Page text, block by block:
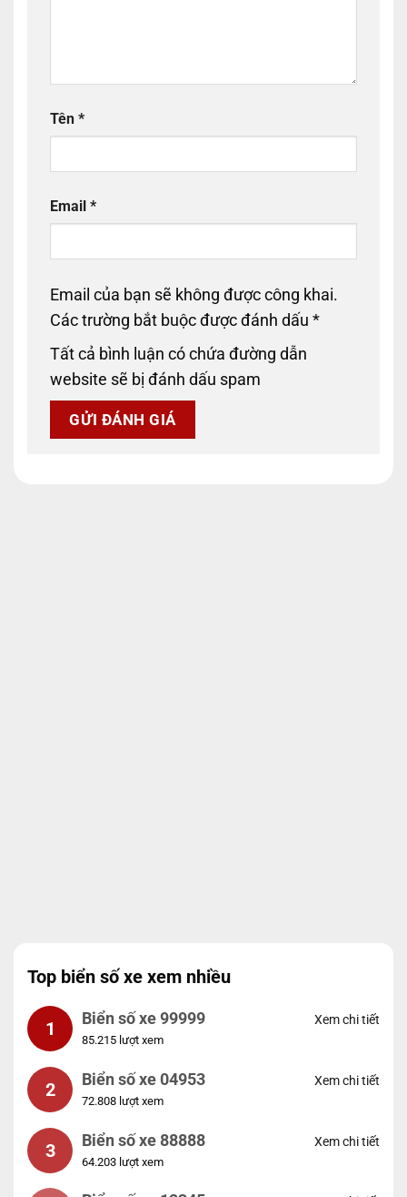
Tên *
Email *
Email của bạn sẽ không được công khai.
Các trường bắt buộc được đánh dấu *
Tất cả bình luận có chứa đường dẫn
website sẽ bị đánh dấu spam
Top biển số xe xem nhiều
1 Biển số xe 99999
85.215 lượt xem
Xem chi tiết
2 Biển số xe 04953
72.808 lượt xem
Xem chi tiết
3 Biển số xe 88888
64.203 lượt xem
Xem chi tiết